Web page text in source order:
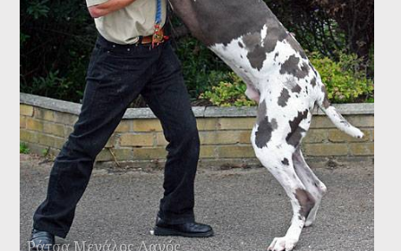
Ράτσα Μεγάλος Δανός